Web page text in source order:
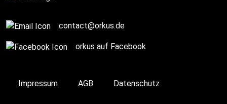
contact@orkus.de
orkus auf Facebook
Impressum AGB Datenschutz